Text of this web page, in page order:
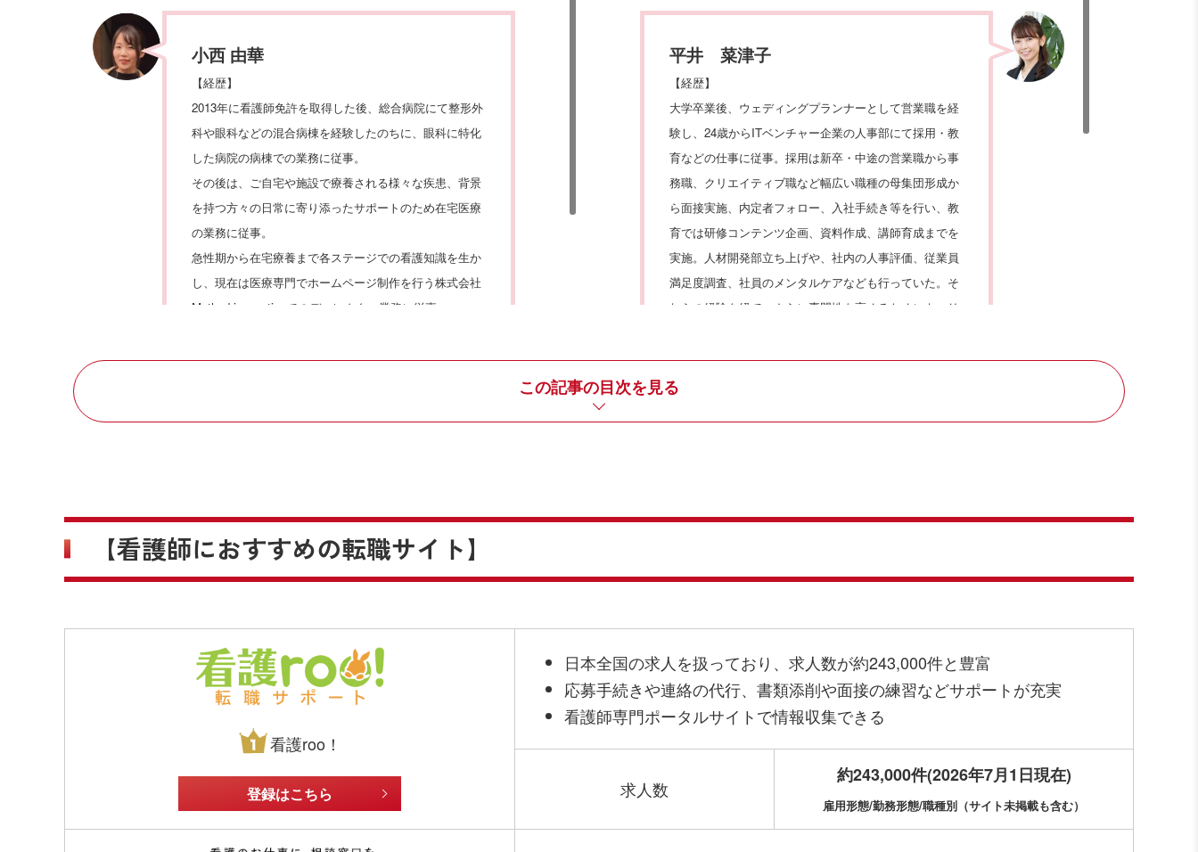
小西 由華
【経歴】
2013年に看護師免許を取得した後、総合病院にて整形外
科や眼科などの混合病棟を経験したのちに、眼科に特化
した病院の病棟での業務に従事。
その後は、ご自宅や施設で療養される様々な疾患、背景
を持つ方々の日常に寄り添ったサポートのため在宅医療
の業務に従事。
急性期から在宅療養まで各ステージでの看護知識を生か
し、現在は医療専門でホームページ制作を行う株式会社
Method innovationでのディレクター業務に従事。
看護師
平井 菜津子
【経歴】
大学卒業後、ウェディングプランナーとして営業職を経
験し、24歳からITベンチャー企業の人事部にて採用・教
育などの仕事に従事。採用は新卒・中途の営業職から事
務職、クリエイティブ職など幅広い職種の母集団形成か
ら面接実施、内定者フォロー、入社手続き等を行い、教
育では研修コンテンツ企画、資料作成、講師育成までを
実施。
人材開発部立ち上げや、社内の人事評価、従業員
満足度調査、社員のメンタルケアなども行っていた。 そ
れらの経験を経て、さらに専門性を高めるためにキャリ
現在も今までの経験・知識を活かしつつ、二児の子育て
と両立させながら、株式会社Method innovationのグルー
ファッション販売能力検定１級
この記事の目次を見る
【看護師におすすめの転職サイト】
看護roo！
登録はこちら
日本全国の求人を扱っており、求人数が約243,000件と豊富
応募手続きや連絡の代行、書類添削や面接の練習などサポートが充実
看護師専門ポータルサイトで情報収集できる
求人数
約243,000件(2026年7月1日現在)
雇用形態/勤務形態/職種別（サイト未掲載も含む）